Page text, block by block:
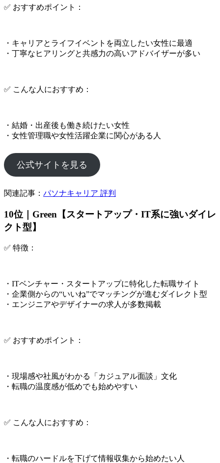
✅ おすすめポイント：
・キャリアとライフイベントを両立したい女性に最適
・丁寧なヒアリングと共感力の高いアドバイザーが多い
✅ こんな人におすすめ：
・結婚・出産後も働き続けたい女性
・女性管理職や女性活躍企業に関心がある人
公式サイトを見る
関連記事： パソナキャリア 評判
10位｜Green【スタートアップ・IT系に強いダイレ
クト型】
✅ 特徴：
・ITベンチャー・スタートアップに特化した転職サイト
・企業側からの“いいね”でマッチングが進むダイレクト型
・エンジニアやデザイナーの求人が多数掲載
✅ おすすめポイント：
・現場感や社風がわかる「カジュアル面談」文化
・転職の温度感が低めでも始めやすい
✅ こんな人におすすめ：
・転職のハードルを下げて情報収集から始めたい人